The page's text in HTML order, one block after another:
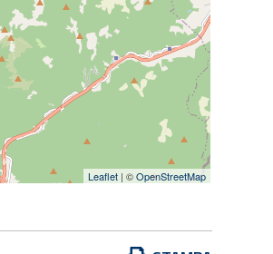
Leaflet | ©OpenStreetMap